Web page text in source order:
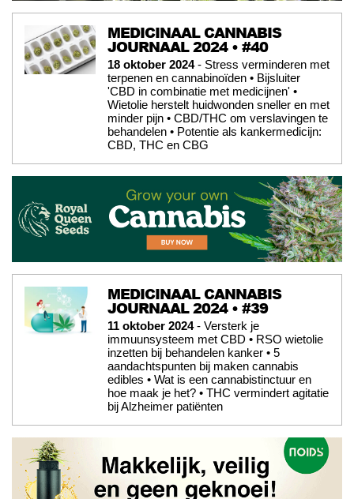
MEDICINAAL CANNABIS
JOURNAAL 2024 • #40
18 oktober 2024- Stress verminderen met
terpenen en cannabinoïden • Bijsluiter
'CBD in combinatie met medicijnen' •
Wietolie herstelt huidwonden sneller en met
minder pijn • CBD/THC om verslavingen te
behandelen • Potentie als kankermedicijn:
CBD, THC en CBG
MEDICINAAL CANNABIS
JOURNAAL 2024 • #39
11 oktober 2024- Versterk je
immuunsysteem met CBD • RSO wietolie
inzetten bij behandelen kanker • 5
aandachtspunten bij maken cannabis
edibles • Wat is een cannabistinctuur en
hoe maak je het? • THC vermindert agitatie
bij Alzheimer patiënten